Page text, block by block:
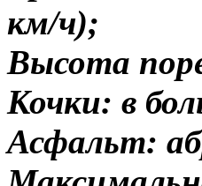
км/ч);
Высота
Кочки: в
Асфальт: